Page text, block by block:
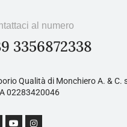
al numero
3356872338
Qualità di Monchiero A. & C.
02283420046